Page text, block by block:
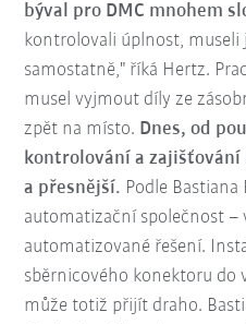
býval pro DMC mnohem
kontrolovali úplnost, museli
samostatně," říká Hertz.
musel vyjmout díly ze
zpět na místo. Dnes, od
kontrolování a
a přesnější. Podle Bastiana
automatizační společnost –
automatizované řešení.
sběrnicového konektoru
může totiž přijít draho.